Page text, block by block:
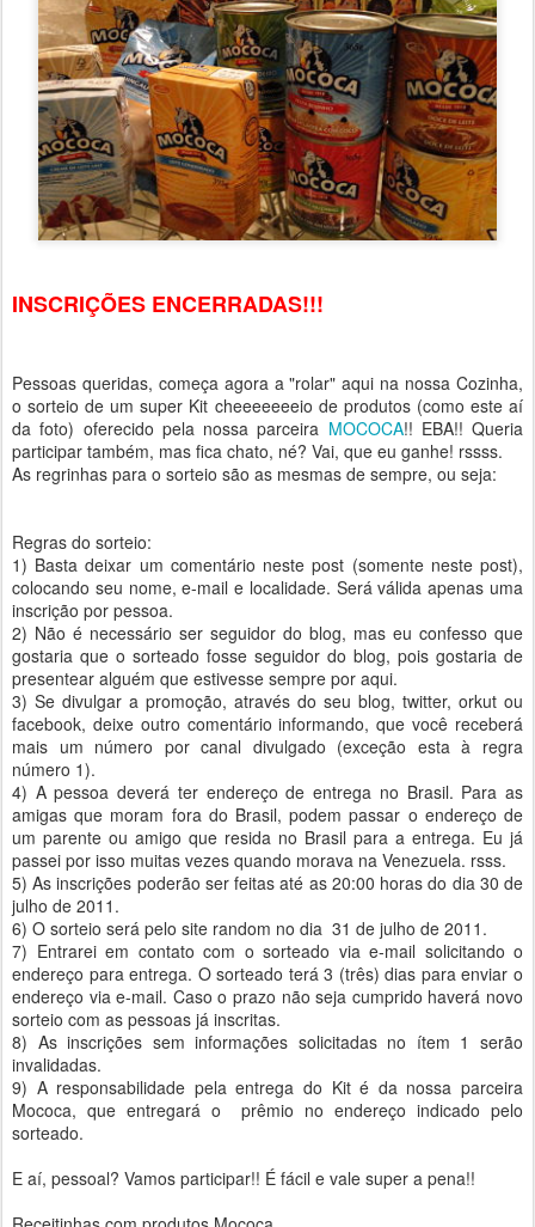
INSCRIÇÕES ENCERRADAS!!!
Pessoas queridas, começa agora a "rolar" aqui na nossa Cozinha,
o sorteio de um super Kit cheeeeeeeio de produtos (como este aí
da foto) oferecido pela nossa parceira MOCOCA!! EBA!! Queria
participar também, mas fica chato, né? Vai, que eu ganhe! rssss.
As regrinhas para o sorteio são as mesmas de sempre, ou seja:
Regras do sorteio:
1) Basta deixar um comentário neste post (somente neste post),
colocando seu nome, e-mail e localidade. Será válida apenas uma
inscrição por pessoa.
2) Não é necessário ser seguidor do blog, mas eu confesso que
gostaria que o sorteado fosse seguidor do blog, pois gostaria de
presentear alguém que estivesse sempre por aqui.
3) Se divulgar a promoção, através do seu blog, twitter, orkut ou
facebook, deixe outro comentário informando, que você receberá
mais um número por canal divulgado (exceção esta à regra
número 1).
4) A pessoa deverá ter endereço de entrega no Brasil. Para as
amigas que moram fora do Brasil, podem passar o endereço de
um parente ou amigo que resida no Brasil para a entrega. Eu já
passei por isso muitas vezes quando morava na Venezuela. rsss.
5) As inscrições poderão ser feitas até as 20:00 horas do dia 30 de
julho de 2011.
6) O sorteio será pelo site random no dia 31 de julho de 2011.
7) Entrarei em contato com o sorteado via e-mail solicitando o
endereço para entrega. O sorteado terá 3 (três) dias para enviar o
endereço via e-mail. Caso o prazo não seja cumprido haverá novo
sorteio com as pessoas já inscritas.
8) As inscrições sem informações solicitadas no ítem 1 serão
invalidadas.
9) A responsabilidade pela entrega do Kit é da nossa parceira
Mococa, que entregará o prêmio no endereço indicado pelo
sorteado.
E aí, pessoal? Vamos participar!! É fácil e vale super a pena!!